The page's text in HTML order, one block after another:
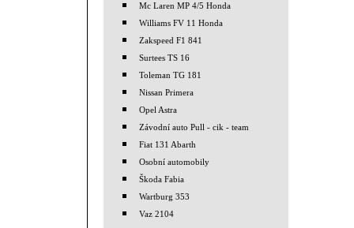
Mc Laren MP 4/5 Honda
Williams FV 11 Honda
Zakspeed F1 841
Surtees TS 16
Toleman TG 181
Nissan Primera
Opel Astra
Závodní auto Pull - cik - team
Fiat 131 Abarth
Osobní automobily
Škoda Fabia
Wartburg 353
Vaz 2104